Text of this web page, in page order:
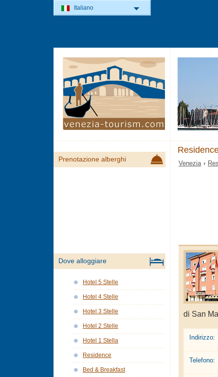
Venezia ›
di San
Indirizzo:
Telefono:
Prenotazione alberghi
Dove alloggiare
Hotel 5 Stelle
Hotel 4 Stelle
Hotel 3 Stelle
Hotel 2 Stelle
Hotel 1 Stella
Residence
Bed & Breakfast
Italiano